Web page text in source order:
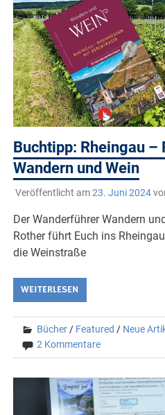
Buchtipp: Rheingau –
Wandern und Wein
Veröffentlicht am23. Juni 2024
Der Wanderführer Wandern
Rother führt Euch ins
die Weinstraße
WEITERLESEN
Bücher / Featured / Neue
2 Kommentare